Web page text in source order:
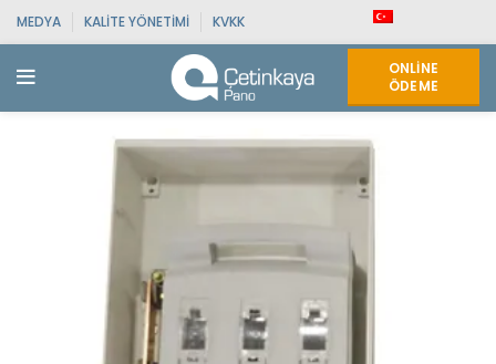
MEDYA KALITE YÖNETIMI KVKK
ONLINE
ÖDEME